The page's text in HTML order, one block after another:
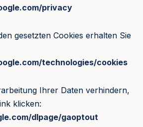
privacy
gesetzten Cookies erhalten Sie
technologies/cookies
Ihrer Daten verhindern,
klicken:
dlpage/gaoptout